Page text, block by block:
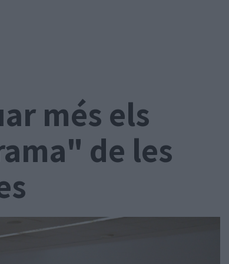
més els
de les